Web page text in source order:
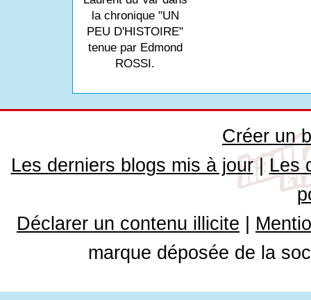
la chronique "UN
PEU D'HISTOIRE"
tenue par Edmond
ROSSI.
Créer un
Les derniers blogs mis à jour| Les
Déclarer un contenu illicite
marque déposée de la